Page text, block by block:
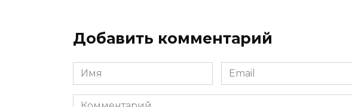
Добавить комментарий
Имя
*
Email
*
Комментарий